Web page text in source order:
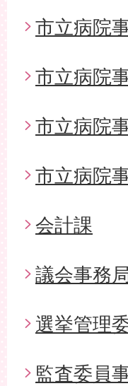
市立病院
市立病院
市立病院
市立病院
会計課
議会事務
選挙管理
監査委員